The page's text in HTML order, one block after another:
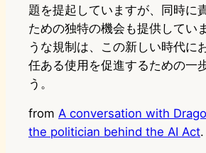
題を提起していますが、同時に
ための独特の機会も提供してい
うな規制は、この新しい時代に
任ある使用を促進するための一
う。
from A conversation with
the politician behind the AI Act.